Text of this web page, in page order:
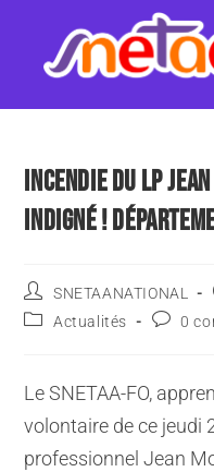
INCENDIE DU LP
INDIGNÉ !
SNETAANATIONAL
Actualités
0
Le SNETAA-FO,
volontaire de ce jeudi
professionnel Jean